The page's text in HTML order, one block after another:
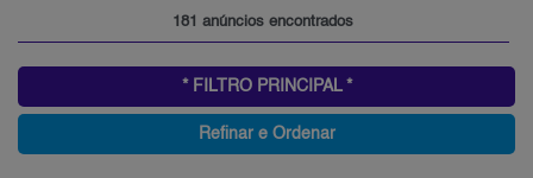
181 anúncios encontrados
* FILTRO PRINCIPAL *
Refinar e Ordenar